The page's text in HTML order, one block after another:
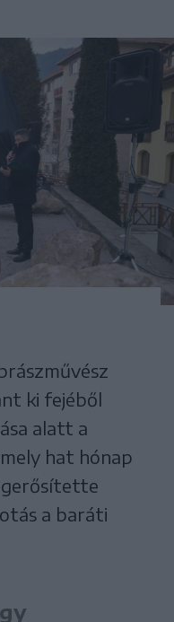
ki fejéből
alatt a
hat hónap
a baráti